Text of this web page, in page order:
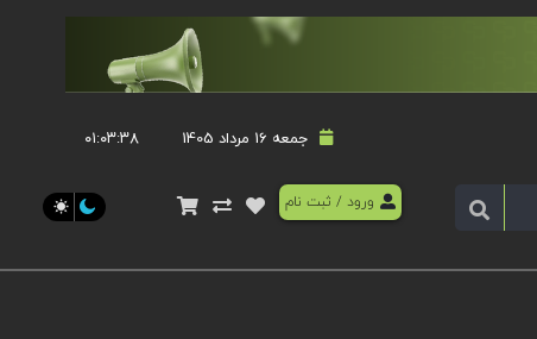
جمعه 16 مرداد 1405 ۰۱:۰۳:۳۹
ورود / ثبت نام